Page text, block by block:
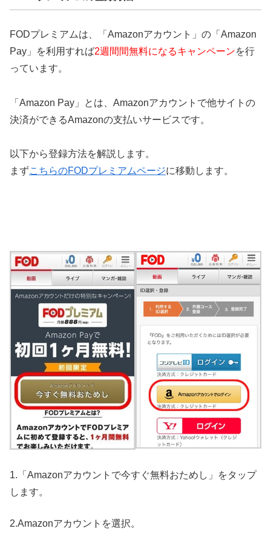
FODプレミアムは、「Amazonアカウント」の「Amazon
Pay」を利用すれば2週間間無料になるキャンペーンを行
っています。
「Amazon Pay」とは、Amazonアカウントで他サイトの
決済ができるAmazonの支払いサービスです。
以下から登録方法を解説します。
まずこちらのFODプレミアムページに移動します。
1.「Amazonアカウントで今すぐ無料おためし」をタップ
します。
2.Amazonアカウントを選択。